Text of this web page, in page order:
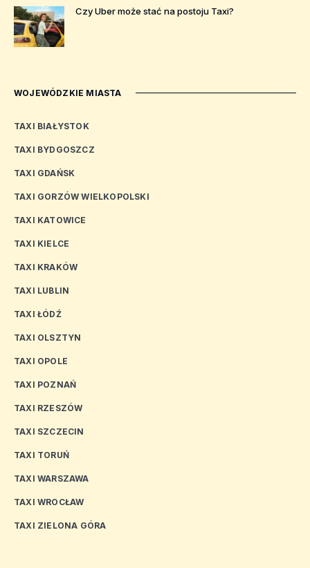
Czy Uber może stać na postoju Taxi?
WOJEWÓDZKIE MIASTA
TAXI BIAŁYSTOK
TAXI BYDGOSZCZ
TAXI GDAŃSK
TAXI GORZÓW WIELKOPOLSKI
TAXI KATOWICE
TAXI KIELCE
TAXI KRAKÓW
TAXI LUBLIN
TAXI ŁÓDŹ
TAXI OLSZTYN
TAXI OPOLE
TAXI POZNAŃ
TAXI RZESZÓW
TAXI SZCZECIN
TAXI TORUŃ
TAXI WARSZAWA
TAXI WROCŁAW
TAXI ZIELONA GÓRA